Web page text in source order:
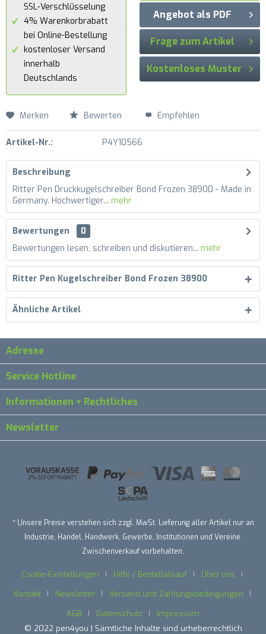
SSL-Verschlüsselung
4% Warenkorbrabatt
bei Online-Bestellung
kostenloser Versand
innerhalb
Deutschlands
Angebot als PDF
Frage zum Artikel
Kostenloses Muster
Merken Bewerten Empfehlen
Artikel-Nr.: P4Y10566
Beschreibung
Ritter Pen Druckkugelschreiber Bond Frozen 38900 - Made in
Germany. Hochwertiger... mehr
Bewertungen
0
Bewertungen lesen, schreiben und diskutieren... mehr
Ritter Pen Kugelschreiber Bond Frozen 38900
Ähnliche Artikel
Adresse
Service Hotline
Informationen + Rechtliches
Newsletter
* Unsere Preise verstehen sich zzgl. MwSt. Lieferung aller Artikel nur an
Industrie, Handel, Handwerk, Gewerbe, Institutionen und Vereine.
Zwischenverkauf vorbehalten.
Cookie-Einstellungen Hilfe / Bestellablauf
Über uns
Kontakt
Newsletter
Versand und Zahlungsbedingungen
AGB
Datenschutz
Impressum
© 2022 pen4you | Sämtliche Inhalte sind urheberrechtlich